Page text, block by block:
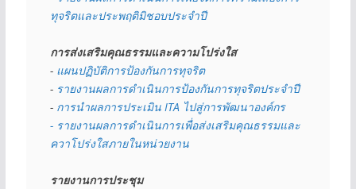
ทุจริตและประพฤติมิชอบประจำปี
การส่งเสริมคุณธรรมและความโปร่งใส
- แผนปฏิบัติการป้องกันการทุจริต
- รายงานผลการดำเนินการป้องกันการทุจริตประจำปี
- การนำผลการประเมิน ITA ไปสู่การพัฒนาองค์กร
- รายงานผลการดำเนินการเพื่อส่งเสริมคุณธรรมและ
ควาโปร่งใสภายในหน่วยงาน
รายงานการประชุม